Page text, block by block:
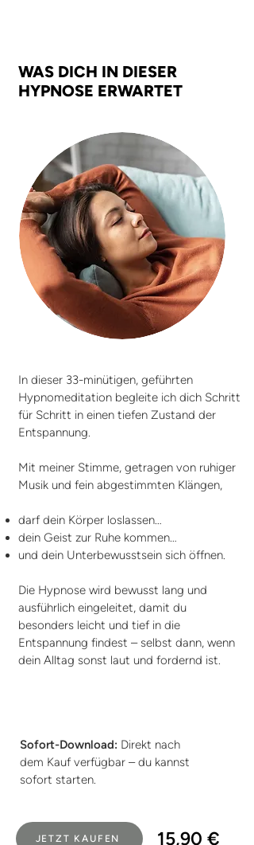
WAS DICH IN DIESER
HYPNOSE ERWARTET
In dieser 33-minütigen, geführten
Hypnomeditation begleite ich dich Schritt
für Schritt in einen tiefen Zustand der
Entspannung.
Mit meiner Stimme, getragen von ruhiger
Musik und fein abgestimmten Klängen,
darf dein Körper loslassen…
dein Geist zur Ruhe kommen…
und dein Unterbewusstsein sich öffnen.
Die Hypnose wird bewusst lang und
ausführlich eingeleitet, damit du
besonders leicht und tief in die
Entspannung findest – selbst dann, wenn
dein Alltag sonst laut und fordernd ist.
Sofort-Download: Direkt nach
dem Kauf verfügbar – du kannst
sofort starten.
JETZT KAUFEN 15,90 €